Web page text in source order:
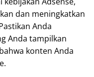
dan meningkatkan
Anda
Anda tampilkan
konten Anda